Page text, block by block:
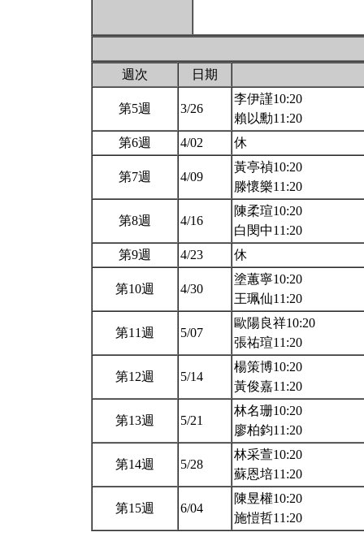
週次 日期
第5週 3/26
李伊謹10:20
賴以勳11:20
第6週
4/02 休
第7週 4/09
黃亭禎10:20
滕懷樂11:20
第8週 4/16
陳柔瑄10:20
白閔中11:20
第9週
4/23 休
第10週 4/30
塗蕙寧10:20
王珮仙11:20
第11週 5/07
歐陽良祥10:20
張祐瑄11:20
第12週 5/14
楊策博10:20
黃俊嘉11:20
第13週 5/21
林名珊10:20
廖柏鈞11:20
第14週 5/28
林采萱10:20
蘇恩培11:20
第15週 6/04
陳昱權10:20
施愷哲11:20